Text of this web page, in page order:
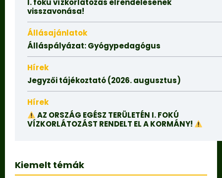
I. fokú vízkorlátozás elrendelésének
visszavonása!
Állásajánlatok
Álláspályázat: Gyógypedagógus
Hírek
Jegyzői tájékoztató (2026. augusztus)
Hírek
AZ ORSZÁG EGÉSZ TERÜLETÉN I. FOKÚ
VÍZKORLÁTOZÁST RENDELT EL A KORMÁNY!
Kiemelt témák